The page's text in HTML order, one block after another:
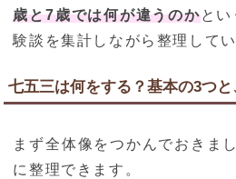
歳と7歳では何が違うのかとい
験談を集計しながら整理してい
七五三は何をする？基本の3つ
まず全体像をつかんでおきま
に整理できます。